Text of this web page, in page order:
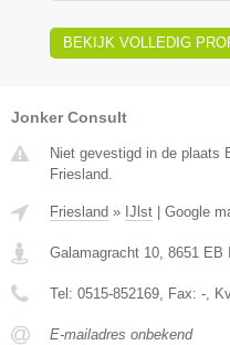
BEKIJK VOLLEDIG
Jonker Consult
Niet gevestigd in de plaats
Friesland.
Friesland » IJlst Google
Galamagracht 10, 8651 EB
Tel: 0515-852169, Fax: -,
E-mailadres onbekend